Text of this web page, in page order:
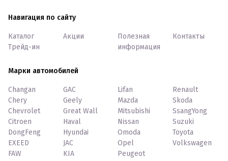
Навигация по сайту
Каталог
Трейд-ин
Акции
Полезная
информация
Контакты
Марки автомобилей
Changan
Chery
Chevrolet
Citroen
DongFeng
EXEED
FAW
GAC
Geely
Great Wall
Haval
Hyundai
JAC
KIA
Lifan
Mazda
Mitsubishi
Nissan
Omoda
Opel
Peugeot
Renault
Skoda
SsangYong
Suzuki
Toyota
Volkswagen